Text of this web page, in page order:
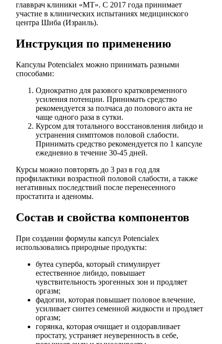
главврач клиники «МТ». С 2017 года принимает
участие в клинических испытаниях медицинского
центра Шиба (Израиль).
Инструкция по применению
Капсулы Potencialex можно принимать разными
способами:
Однократно для разового кратковременного
усиления потенции. Принимать средство
рекомендуется за полчаса до полового акта не
чаще одного раза в сутки.
Курсом для тотального восстановления либидо и
устранения симптомов половой слабости.
Принимать средство рекомендуется по 1 капсуле
ежедневно в течение 30-45 дней.
Курсы можно повторять до 3 раз в год для
профилактики возрастной половой слабости, а также
негативных последствий после перенесенного
простатита и аденомы.
Состав и свойства компонентов
При создании формулы капсул Potencialex
использовались природные продукты:
бутеа суперба, который стимулирует
естественное либидо, повышает
чувствительность эрогенных зон и продляет
оргазм;
фадогии, которая повышает половое влечение,
усиливает синтез семенной жидкости и продляет
оргазм;
горянка, которая очищает и оздоравливает
простату, устраняет неуверенность в себе,